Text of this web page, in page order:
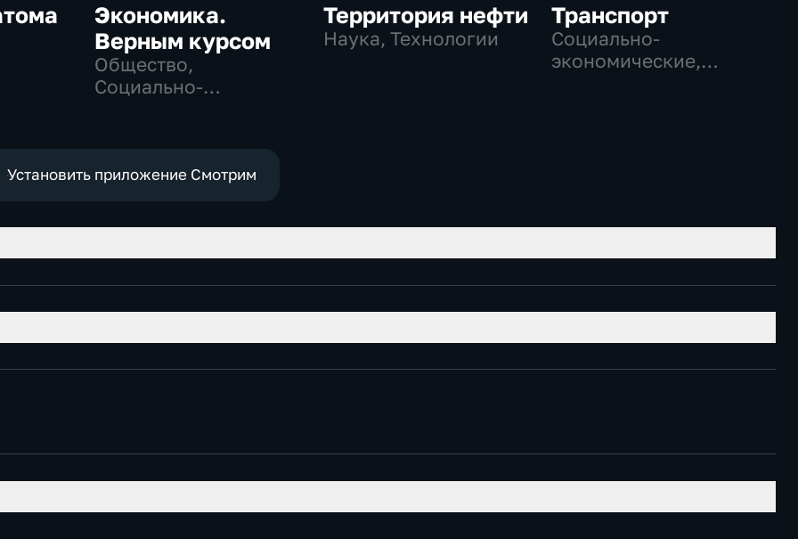
Экономика.
Верным курсом
Общество,
Социально-
Территория нефти
Наука, Технологии
Транспорт
Социально-
экономические,
Установить приложение Смотрим